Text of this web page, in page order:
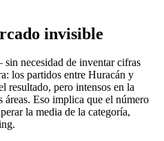
invisible
necesidad de inventar cifras
los partidos entre Huracán y
resultado, pero intensos en la
áreas. Eso implica que el número
la media de la categoría,